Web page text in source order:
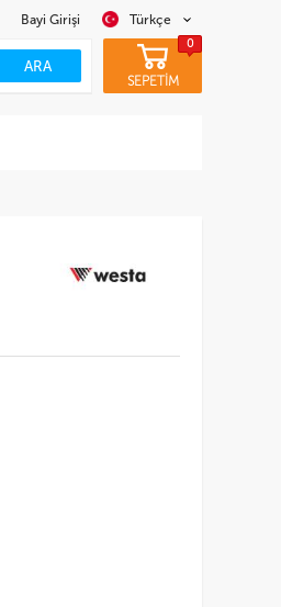
Türkçe
Bayi Girişi
SEPETİM
0